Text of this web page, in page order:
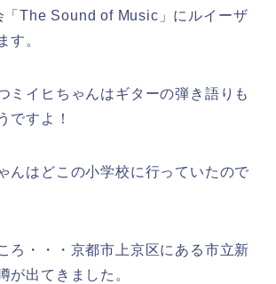
「The Sound of Music」にルイーザ
す。
ミイヒちゃんはギターの弾き語りも
ですよ！
んはどこの小学校に行っていたので
ろ・・・京都市上京区にある市立新
が出てきました。